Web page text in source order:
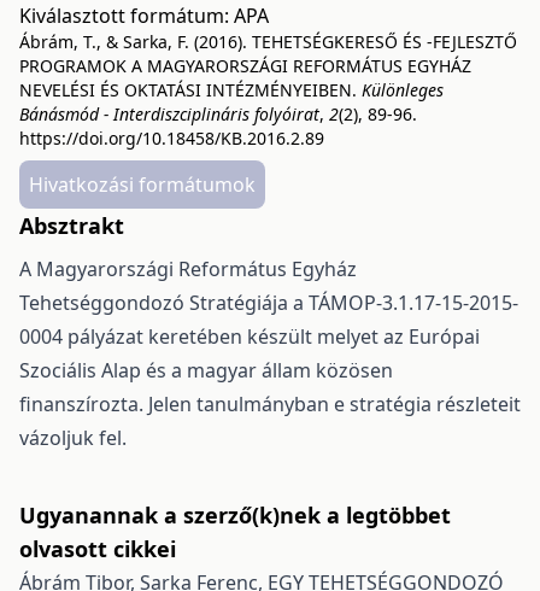
Kiválasztott formátum: APA
Ábrám, T., & Sarka, F. (2016). TEHETSÉGKERESŐ ÉS -FEJLESZTŐ
PROGRAMOK A MAGYARORSZÁGI REFORMÁTUS EGYHÁZ
NEVELÉSI ÉS OKTATÁSI INTÉZMÉNYEIBEN. Különleges
Bánásmód - Interdiszciplináris folyóirat, 2(2), 89-96.
https://doi.org/10.18458/KB.2016.2.89
Hivatkozási formátumok
Absztrakt
A Magyarországi Református Egyház
Tehetséggondozó Stratégiája a TÁMOP-3.1.17-15-2015-
0004 pályázat keretében készült melyet az Európai
Szociális Alap és a magyar állam közösen
finanszírozta. Jelen tanulmányban e stratégia részleteit
vázoljuk fel.
Ugyanannak a szerző(k)nek a legtöbbet
olvasott cikkei
Ábrám Tibor, Sarka Ferenc, EGY TEHETSÉGGONDOZÓ